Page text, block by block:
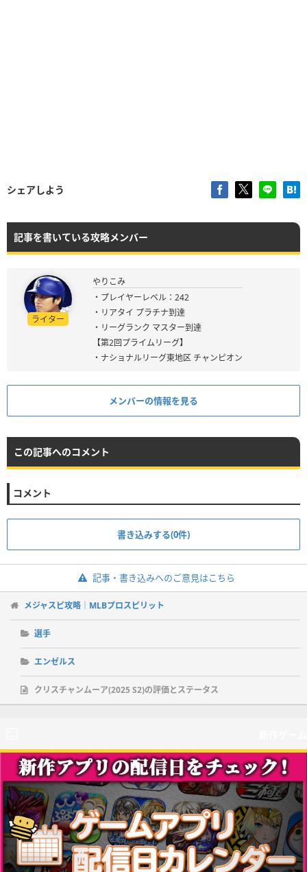
シェアしよう
記事を書いている攻略メンバー
ライター
やりこみ
・プレイヤーレベル：242
・リアタイ プラチナ到達
・リーグランク マスター到達
【第2回プライムリーグ】
・ナショナルリーグ東地区 チャンピオン
メンバーの情報を見る
この記事へのコメント
コメント
書き込みする(0件)
記事・書き込みへのご意見はこちら
メジャスピ攻略｜MLBプロスピリット
選手
エンゼルス
クリスチャンムーア(2025 S2)の評価とステータス